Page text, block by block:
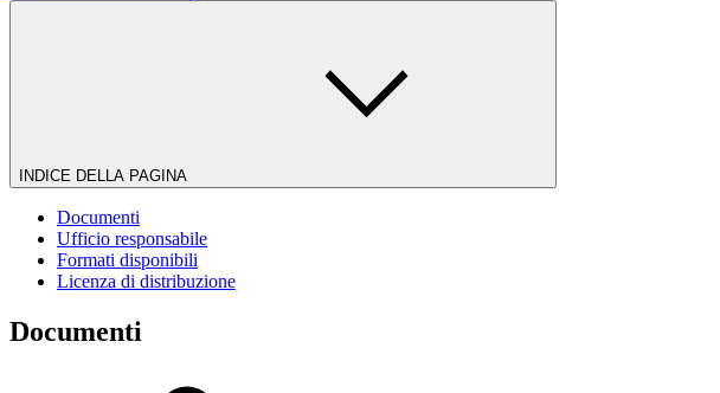
INDICE DELLA PAGINA
Documenti
Ufficio responsabile
Formati disponibili
Licenza di distribuzione
Documenti